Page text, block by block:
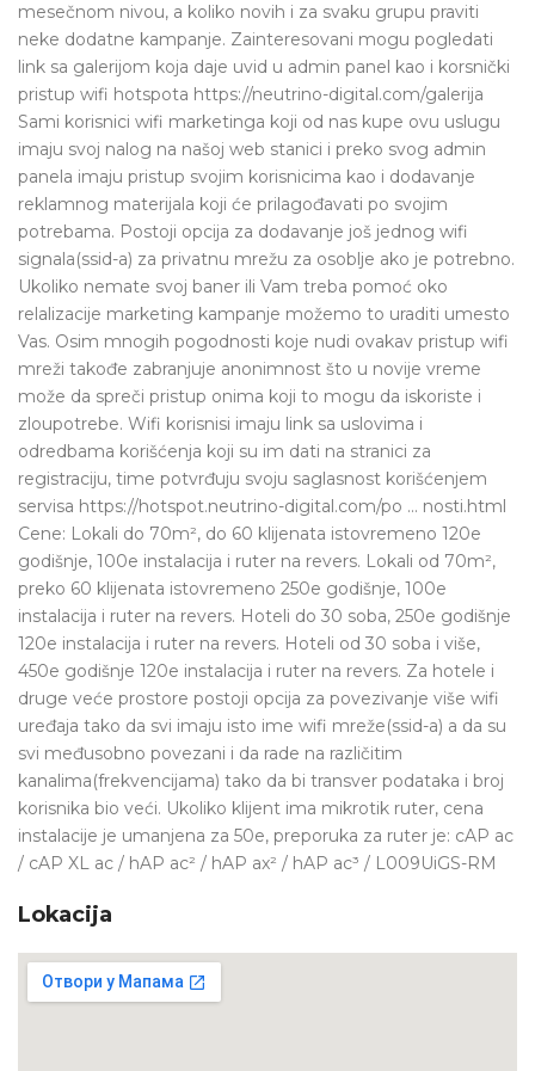
mesečnom nivou, a koliko novih i za svaku grupu praviti
neke dodatne kampanje. Zainteresovani mogu pogledati
link sa galerijom koja daje uvid u admin panel kao i korsnički
pristup wifi hotspota https://neutrino-digital.com/galerija
Sami korisnici wifi marketinga koji od nas kupe ovu uslugu
imaju svoj nalog na našoj web stanici i preko svog admin
panela imaju pristup svojim korisnicima kao i dodavanje
reklamnog materijala koji će prilagođavati po svojim
potrebama. Postoji opcija za dodavanje još jednog wifi
signala(ssid-a) za privatnu mrežu za osoblje ako je potrebno.
Ukoliko nemate svoj baner ili Vam treba pomoć oko
relalizacije marketing kampanje možemo to uraditi umesto
Vas. Osim mnogih pogodnosti koje nudi ovakav pristup wifi
mreži takođe zabranjuje anonimnost što u novije vreme
može da spreči pristup onima koji to mogu da iskoriste i
zloupotrebe. Wifi korisnisi imaju link sa uslovima i
odredbama korišćenja koji su im dati na stranici za
registraciju, time potvrđuju svoju saglasnost korišćenjem
servisa https://hotspot.neutrino-digital.com/po ... nosti.html
Cene: Lokali do 70m², do 60 klijenata istovremeno 120e
godišnje, 100e instalacija i ruter na revers. Lokali od 70m²,
preko 60 klijenata istovremeno 250e godišnje, 100e
instalacija i ruter na revers. Hoteli do 30 soba, 250e godišnje
120e instalacija i ruter na revers. Hoteli od 30 soba i više,
450e godišnje 120e instalacija i ruter na revers. Za hotele i
druge veće prostore postoji opcija za povezivanje više wifi
uređaja tako da svi imaju isto ime wifi mreže(ssid-a) a da su
svi međusobno povezani i da rade na različitim
kanalima(frekvencijama) tako da bi transver podataka i broj
korisnika bio veći. Ukoliko klijent ima mikrotik ruter, cena
instalacije je umanjena za 50e, preporuka za ruter je: cAP ac
/ cAP XL ac / hAP ac² / hAP ax² / hAP ac³ / L009UiGS-RM
Lokacija